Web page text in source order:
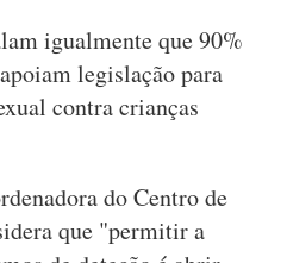
igualmente que 90%
legislação para
contra crianças
do Centro de
que "permitir a